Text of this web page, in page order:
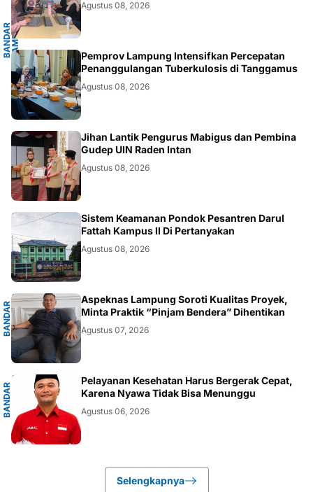
B
A
N
D
A
R
L
A
M
P
U
N
G
.
L
A
M
P
U
N
Agustus 08, 2026
.LAMPUNG
Pemprov Lampung Intensifkan Percepatan
Penanggulangan Tuberkulosis di Tanggamus
Agustus 08, 2026
.LAMPUNG
Jihan Lantik Pengurus Mabigus dan Pembina
Gudep UIN Raden Intan
Agustus 08, 2026
LAMPUNG
Sistem Keamanan Pondok Pesantren Darul
Fattah Kampus II Di Pertanyakan
Agustus 08, 2026
B
A
N
D
A
R
L
A
M
P
U
NG
Aspeknas Lampung Soroti Kualitas Proyek,
Minta Praktik “Pinjam Bendera” Dihentikan
Agustus 07, 2026
B
A
N
D
A
R
L
A
M
P
U
N
Pelayanan Kesehatan Harus Bergerak Cepat,
Karena Nyawa Tidak Bisa Menunggu
Agustus 06, 2026
Selengkapnya